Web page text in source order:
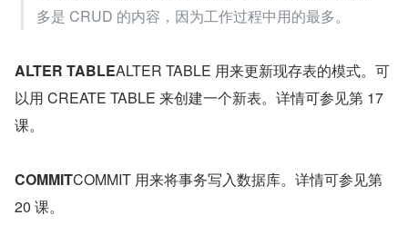
多是 CRUD 的内容，因为工作过程中用的最多。
ALTER TABLEALTER TABLE 用来更新现存表的模式。可
以用 CREATE TABLE 来创建一个新表。详情可参见第 17
课。
COMMITCOMMIT 用来将事务写入数据库。详情可参见第
20 课。